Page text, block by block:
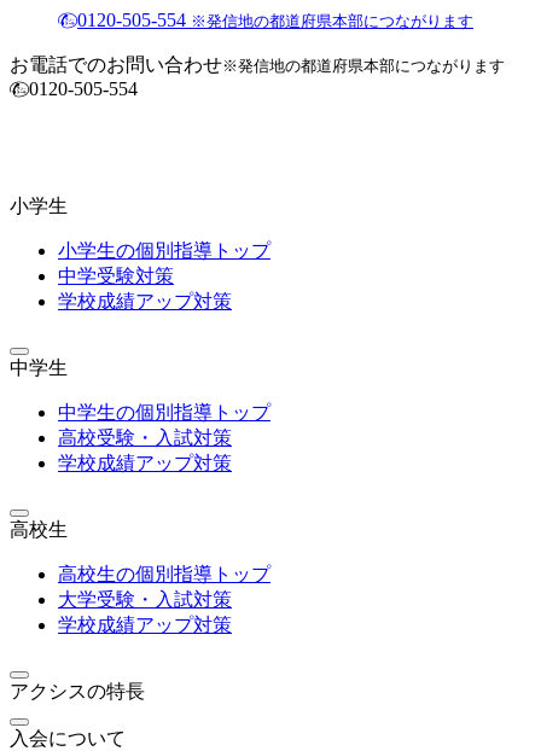
0120-505-554 ※発信地の都道府県本部につながります
お電話でのお問い合わせ※発信地の都道府県本部につながります
0120-505-554
小学生
小学生の個別指導トップ
中学受験対策
学校成績アップ対策
中学生
中学生の個別指導トップ
高校受験・入試対策
学校成績アップ対策
高校生
高校生の個別指導トップ
大学受験・入試対策
学校成績アップ対策
アクシスの特長
入会について